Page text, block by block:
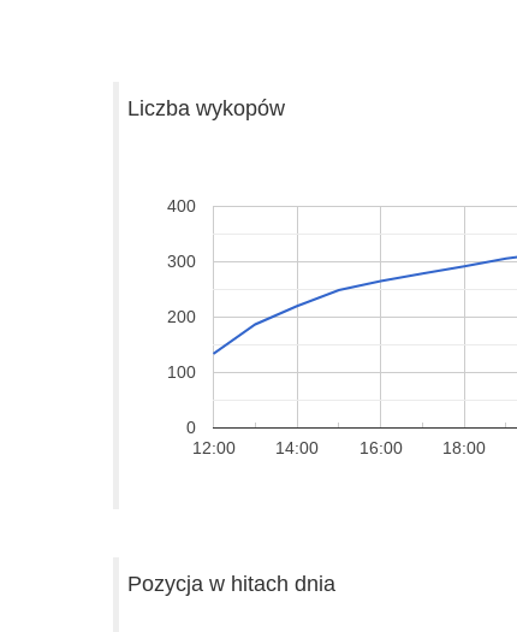
Liczba wykopów
12:00 14:00 16:00 18:00
0
100
200
300
400
Pozycja w hitach dnia